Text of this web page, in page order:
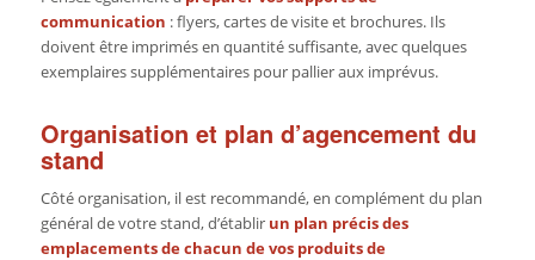
communication : flyers, cartes de visite et brochures. Ils
doivent être imprimés en quantité suffisante, avec quelques
exemplaires supplémentaires pour pallier aux imprévus.
Organisation et plan d’agencement du
stand
Côté organisation, il est recommandé, en complément du plan
général de votre stand, d’établirun plan précis des
emplacements de chacun de vos produits de